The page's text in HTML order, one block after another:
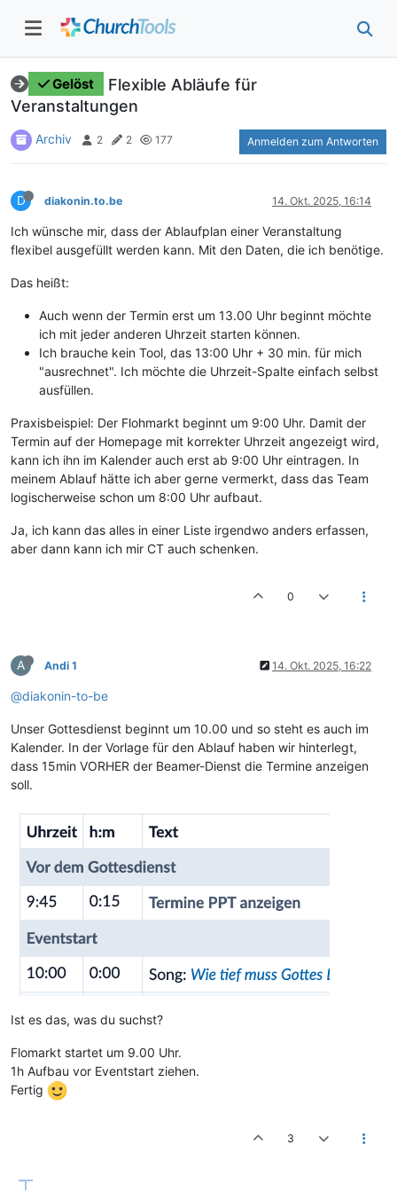
Gelöst
Flexible Abläufe für
Veranstaltungen
Archiv 2 2 177 Anmelden zum Antworten
D diakonin.to.be 14. Okt. 2025, 16:14
Ich wünsche mir, dass der Ablaufplan einer Veranstaltung
flexibel ausgefüllt werden kann. Mit den Daten, die ich benötige.
Das heißt:
Auch wenn der Termin erst um 13.00 Uhr beginnt möchte
ich mit jeder anderen Uhrzeit starten können.
Ich brauche kein Tool, das 13:00 Uhr + 30 min. für mich
"ausrechnet". Ich möchte die Uhrzeit-Spalte einfach selbst
ausfüllen.
Praxisbeispiel: Der Flohmarkt beginnt um 9:00 Uhr. Damit der
Termin auf der Homepage mit korrekter Uhrzeit angezeigt wird,
kann ich ihn im Kalender auch erst ab 9:00 Uhr eintragen. In
meinem Ablauf hätte ich aber gerne vermerkt, dass das Team
logischerweise schon um 8:00 Uhr aufbaut.
Ja, ich kann das alles in einer Liste irgendwo anders erfassen,
aber dann kann ich mir CT auch schenken.
0
A Andi 1 14. Okt. 2025, 16:22
@diakonin-to-be
Unser Gottesdienst beginnt um 10.00 und so steht es auch im
Kalender. In der Vorlage für den Ablauf haben wir hinterlegt,
dass 15min VORHER der Beamer-Dienst die Termine anzeigen
soll.
Ist es das, was du suchst?
Flomarkt startet um 9.00 Uhr.
1h Aufbau vor Eventstart ziehen.
Fertig
3